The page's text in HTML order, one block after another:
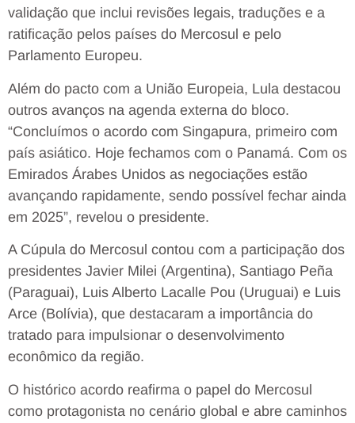
validação que inclui revisões legais, traduções e a
ratificação pelos países do Mercosul e pelo
Parlamento Europeu.
Além do pacto com a União Europeia, Lula destacou
outros avanços na agenda externa do bloco.
“Concluímos o acordo com Singapura, primeiro com
país asiático. Hoje fechamos com o Panamá. Com os
Emirados Árabes Unidos as negociações estão
avançando rapidamente, sendo possível fechar ainda
em 2025”, revelou o presidente.
A Cúpula do Mercosul contou com a participação dos
presidentes Javier Milei (Argentina), Santiago Peña
(Paraguai), Luis Alberto Lacalle Pou (Uruguai) e Luis
Arce (Bolívia), que destacaram a importância do
tratado para impulsionar o desenvolvimento
econômico da região.
O histórico acordo reafirma o papel do Mercosul
como protagonista no cenário global e abre caminhos